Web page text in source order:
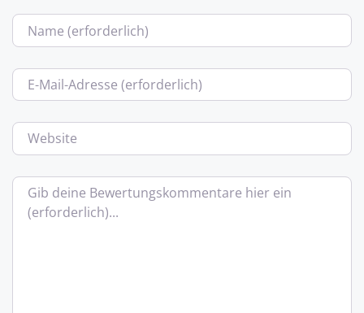
Name
E-Mail
Website
Bewertungstext